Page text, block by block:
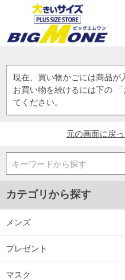
現在、買い物かごには商品が
お買い物を続けるには下の
てください。
元の画面に戻
キーワードから探す
カテゴリから探す
メンズ
プレゼント
マスク